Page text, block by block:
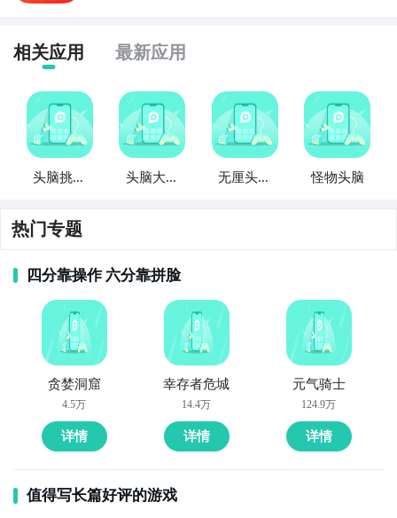
相关应用 最新应用
头脑挑战
头脑大挑
无厘头脑
怪物头脑
热门专题
四分靠操作 六分靠拼脸
贪婪洞窟
4.5万
详情
幸存者危城
14.4万
详情
元气骑士
124.9万
详情
值得写长篇好评的游戏